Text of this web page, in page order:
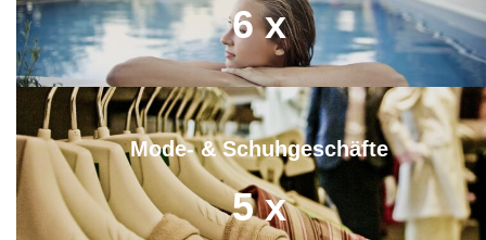
6 x
Mode- & Schuhgeschäfte
5 x